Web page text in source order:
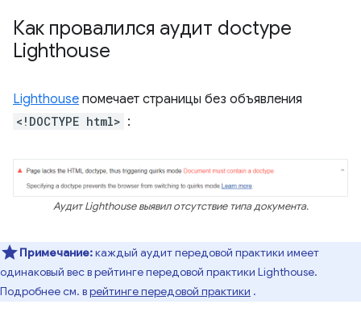
Как провалился аудит doctype
Lighthouse
Lighthouse помечает страницы без объявления
<!DOCTYPE html> :
Аудит Lighthouse выявил отсутствие типа документа.
Примечание:каждый аудит передовой практики имеет
одинаковый вес в рейтинге передовой практики Lighthouse.
Подробнее см. врейтинге передовой практики .